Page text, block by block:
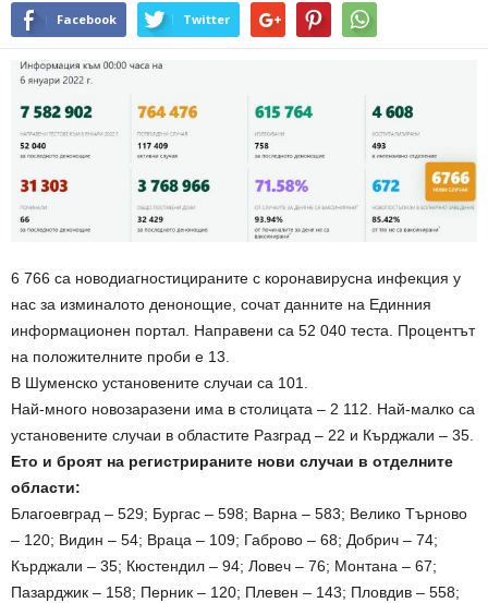
Facebook Twitter
6 766 са новодиагностицираните с коронавирусна инфекция у
нас за изминалото денонощие, сочат данните на Единния
информационен портал. Направени са 52 040 теста. Процентът
на положителните проби е 13.
В Шуменско установените случаи са 101.
Най-много новозаразени има в столицата – 2 112. Най-малко са
установените случаи в областите Разград – 22 и Кърджали – 35.
Ето и броят на регистрираните нови случаи в отделните
области:
Благоевград – 529; Бургас – 598; Варна – 583; Велико Търново
– 120; Видин – 54; Враца – 109; Габрово – 68; Добрич – 74;
Кърджали – 35; Кюстендил – 94; Ловеч – 76; Монтана – 67;
Пазарджик – 158; Перник – 120; Плевен – 143; Пловдив – 558;